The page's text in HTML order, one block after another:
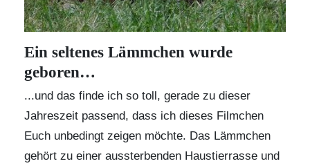
Ein seltenes Lämmchen wurde
geboren…
...und das finde ich so toll, gerade zu dieser
Jahreszeit passend, dass ich dieses Filmchen
Euch unbedingt zeigen möchte. Das Lämmchen
gehört zu einer aussterbenden Haustierrasse und